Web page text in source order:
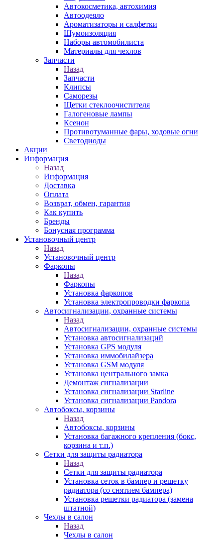
Автокосметика, автохимия
Автоодеяло
Ароматизаторы и салфетки
Шумоизоляция
Наборы автомобилиста
Материалы для чехлов
Запчасти
Назад
Запчасти
Клипсы
Саморезы
Щетки стеклоочистителя
Галогеновые лампы
Ксенон
Противотуманные фары, ходовые огни
Светодиоды
Акции
Информация
Назад
Информация
Доставка
Оплата
Возврат, обмен, гарантия
Как купить
Бренды
Бонусная программа
Установочный центр
Назад
Установочный центр
Фаркопы
Назад
Фаркопы
Установка фаркопов
Установка электропроводки фаркопа
Автосигнализации, охранные системы
Назад
Автосигнализации, охранные системы
Установка автосигнализаций
Установка GPS модуля
Установка иммобилайзера
Установка GSM модуля
Установка центрального замка
Демонтаж сигнализации
Установка сигнализации Starline
Установка сигнализации Pandora
Автобоксы, корзины
Назад
Автобоксы, корзины
Установка багажного крепления (бокс,
корзина и т.п.)
Сетки для защиты радиатора
Назад
Сетки для защиты радиатора
Установка сеток в бампер и решетку
радиатора (со снятием бампера)
Установка решетки радиатора (замена
штатной)
Чехлы в салон
Назад
Чехлы в салон